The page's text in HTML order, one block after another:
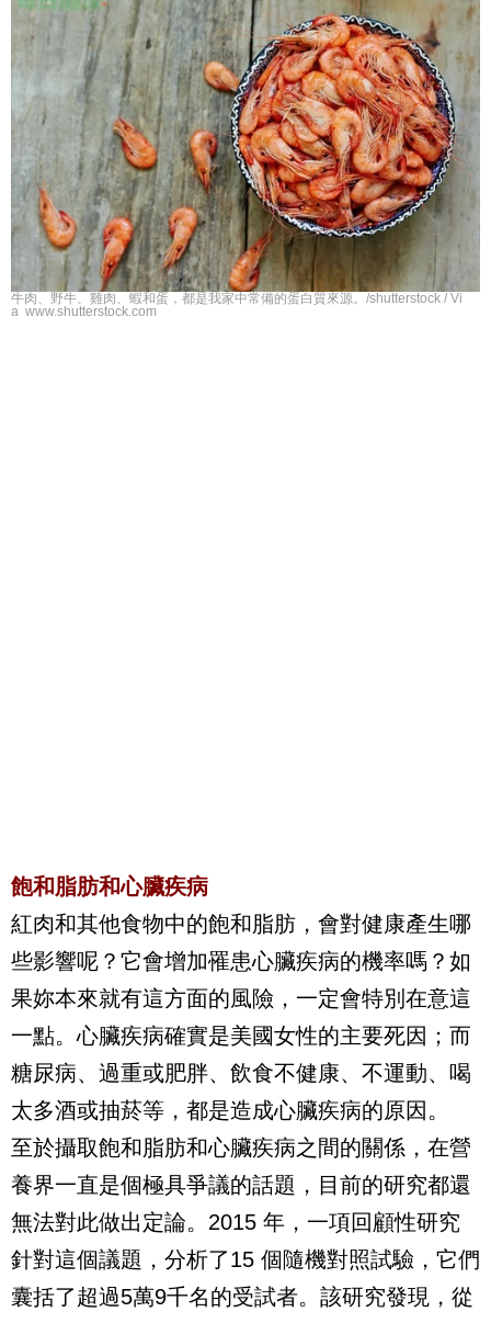
牛肉、野牛、雞肉、蝦和蛋，都是我家中常備的蛋白質來源。/shutterstock / Vi
a www.shutterstock.com
飽和脂肪和心臟疾病
紅肉和其他食物中的飽和脂肪，會對健康產生哪
些影響呢？它會增加罹患心臟疾病的機率嗎？如
果妳本來就有這方面的風險，一定會特別在意這
一點。心臟疾病確實是美國女性的主要死因；而
糖尿病、過重或肥胖、飲食不健康、不運動、喝
太多酒或抽菸等，都是造成心臟疾病的原因。
至於攝取飽和脂肪和心臟疾病之間的關係，在營
養界一直是個極具爭議的話題，目前的研究都還
無法對此做出定論。 2015 年，一項回顧性研究
針對這個議題，分析了15 個隨機對照試驗，它們
囊括了超過5萬9千名的受試者。該研究發現，從